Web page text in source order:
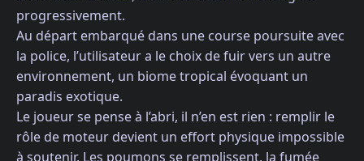
progressivement.
Au départ embarqué dans une course poursuite avec
la police, l’utilisateur a le choix de fuir vers un autre
environnement, un biome tropical évoquant un
paradis exotique.
Le joueur se pense à l’abri, il n’en est rien : remplir le
rôle de moteur devient un effort physique impossible
à soutenir. Les poumons se remplissent, la fumée